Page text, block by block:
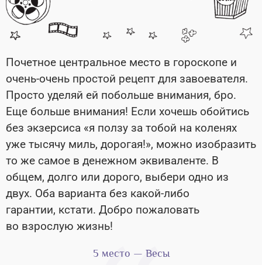
Почетное центральное место в гороскопе и
очень-очень простой рецепт для завоевателя.
Просто уделяй ей побольше внимания, бро.
Еще больше внимания! Если хочешь обойтись
без экзерсиса «я ползу за тобой на коленях
уже тысячу миль, дорогая!», можно изобразить
то же самое в денежном эквиваленте. В
общем, долго или дорого, выбери одно из
двух. Оба варианта без какой-либо
гарантии, кстати. Добро пожаловать
во взрослую жизнь!
5 место — Весы